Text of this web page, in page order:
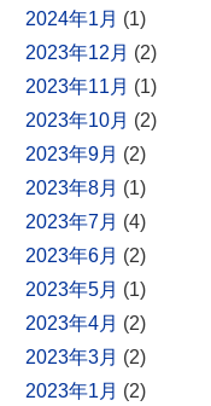
2024年1月 (1)
2023年12月 (2)
2023年11月 (1)
2023年10月 (2)
2023年9月 (2)
2023年8月 (1)
2023年7月 (4)
2023年6月 (2)
2023年5月 (1)
2023年4月 (2)
2023年3月 (2)
2023年1月 (2)